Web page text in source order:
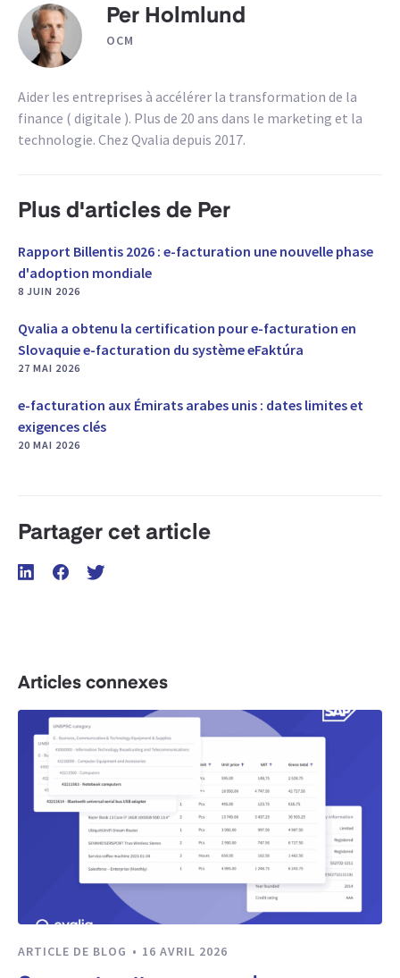
Per Holmlund
OCM
Aider les entreprises à accélérer la transformation de la
finance ( digitale ). Plus de 20 ans dans le marketing et la
technologie. Chez Qvalia depuis 2017.
Plus d'articles de Per
Rapport Billentis 2026 : e-facturation une nouvelle phase
d'adoption mondiale
8 JUIN 2026
Qvalia a obtenu la certification pour e-facturation en
Slovaquie e-facturation du système eFaktúra
27 MAI 2026
e-facturation aux Émirats arabes unis : dates limites et
exigences clés
20 MAI 2026
Partager cet article
Articles connexes
ARTICLE DE BLOG 16 AVRIL 2026